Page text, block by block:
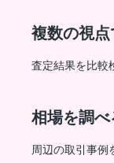
複数の視点
査定結果を比較
相場を調べ
周辺の取引事例